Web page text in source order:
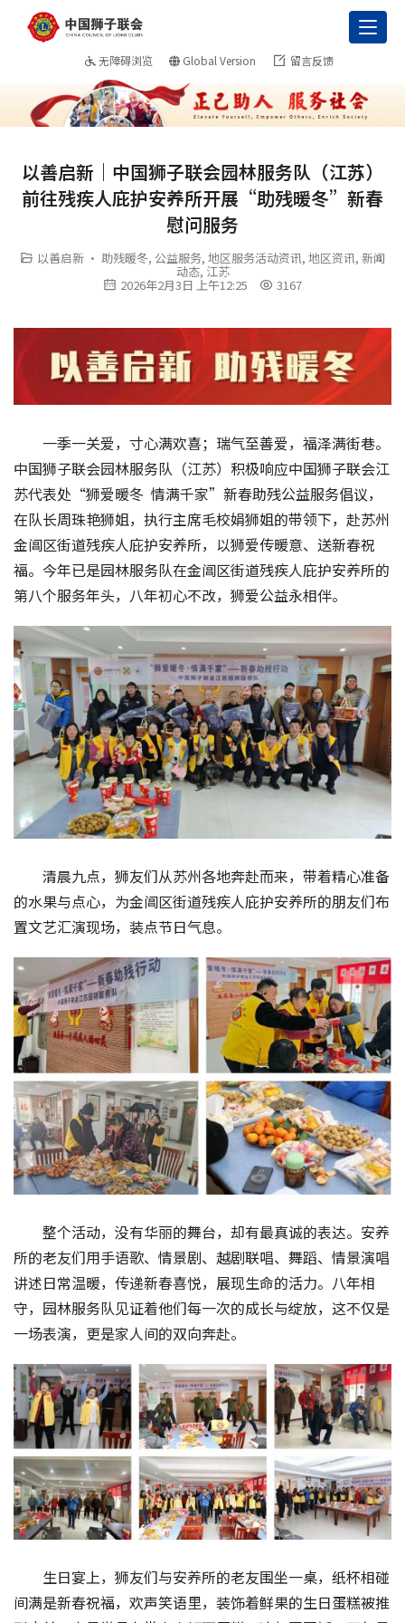
无障碍浏览 Global Version 留言反馈
以善启新｜中国狮子联会园林服务队（江苏）
前往残疾人庇护安养所开展“助残暖冬”新春
慰问服务
以善启新 · 助残暖冬, 公益服务, 地区服务活动资讯, 地区资讯, 新闻
动态, 江苏
2026年2月3日 上午12:25 3167
一季一关爱，寸心满欢喜；瑞气至善爱，福泽满街巷。
中国狮子联会园林服务队（江苏）积极响应中国狮子联会江
苏代表处“狮爱暖冬  情满千家”新春助残公益服务倡议，
在队长周珠艳狮姐，执行主席毛校娟狮姐的带领下，赴苏州
金阊区街道残疾人庇护安养所，以狮爱传暖意、送新春祝
福。今年已是园林服务队在金阊区街道残疾人庇护安养所的
第八个服务年头，八年初心不改，狮爱公益永相伴。
清晨九点，狮友们从苏州各地奔赴而来，带着精心准备
的水果与点心，为金阊区街道残疾人庇护安养所的朋友们布
置文艺汇演现场，装点节日气息。
整个活动，没有华丽的舞台，却有最真诚的表达。安养
所的老友们用手语歌、情景剧、越剧联唱、舞蹈、情景演唱
讲述日常温暖，传递新春喜悦，展现生命的活力。八年相
守，园林服务队见证着他们每一次的成长与绽放，这不仅是
一场表演，更是家人间的双向奔赴。
生日宴上，狮友们与安养所的老友围坐一桌，纸杯相碰
间满是新春祝福，欢声笑语里，装饰着鲜果的生日蛋糕被推